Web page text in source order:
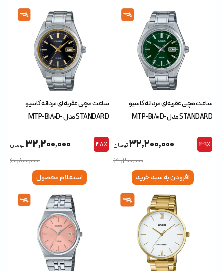
ساعت مچی عقربه ای مردانه کاسیو
STANDARD مدل MTP-B180D-
32,200,000تومان 49٪
62,200,000
افزودن به سبد خرید
ساعت مچی عقربه ای مردانه کاسیو
STANDARD مدل MTP-B180D-
32,200,000تومان 48٪
60,800,000
استعلام محصول